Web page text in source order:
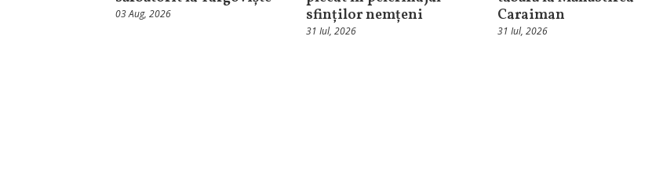
03 Aug, 2026
sfinților nemțeni
31 Iul, 2026
Caraiman
31 Iul, 2026